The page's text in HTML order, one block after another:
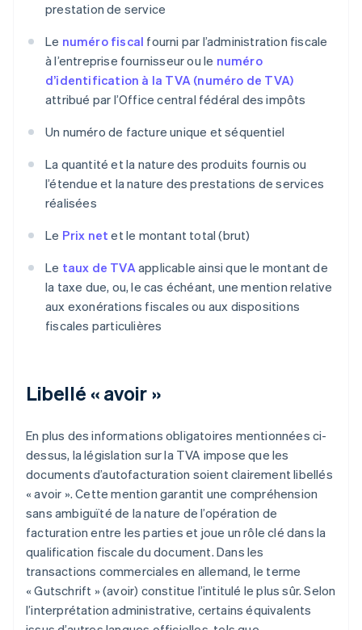
prestation de service
Le numéro fiscal fourni par l’administration fiscale
à l’entreprise fournisseur ou le numéro
d’identification à la TVA (numéro de TVA)
attribué par l’Office central fédéral des impôts
Un numéro de facture unique et séquentiel
La quantité et la nature des produits fournis ou
l’étendue et la nature des prestations de services
réalisées
Le Prix net et le montant total (brut)
Le taux de TVAapplicable ainsi que le montant de
la taxe due, ou, le cas échéant, une mention relative
aux exonérations fiscales ou aux dispositions
fiscales particulières
Libellé « avoir »
En plus des informations obligatoires mentionnées ci-
dessus, la législation sur la TVA impose que les
documents d’autofacturation soient clairement libellés
« avoir ». Cette mention garantit une compréhension
sans ambiguïté de la nature de l’opération de
facturation entre les parties et joue un rôle clé dans la
qualification fiscale du document. Dans les
transactions commerciales en allemand, le terme
« Gutschrift » (avoir) constitue l’intitulé le plus sûr. Selon
l’interprétation administrative, certains équivalents